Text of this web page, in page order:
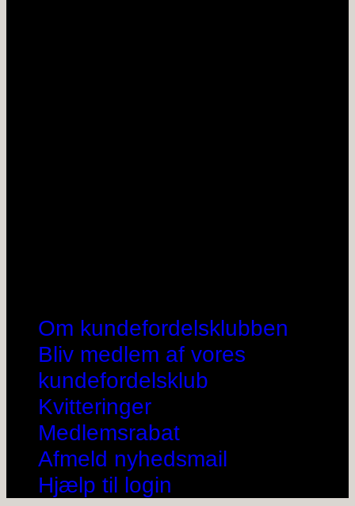
Om kundefordelsklubben
Bliv medlem af vores
kundefordelsklub
Kvitteringer
Medlemsrabat
Afmeld nyhedsmail
Hjælp til login